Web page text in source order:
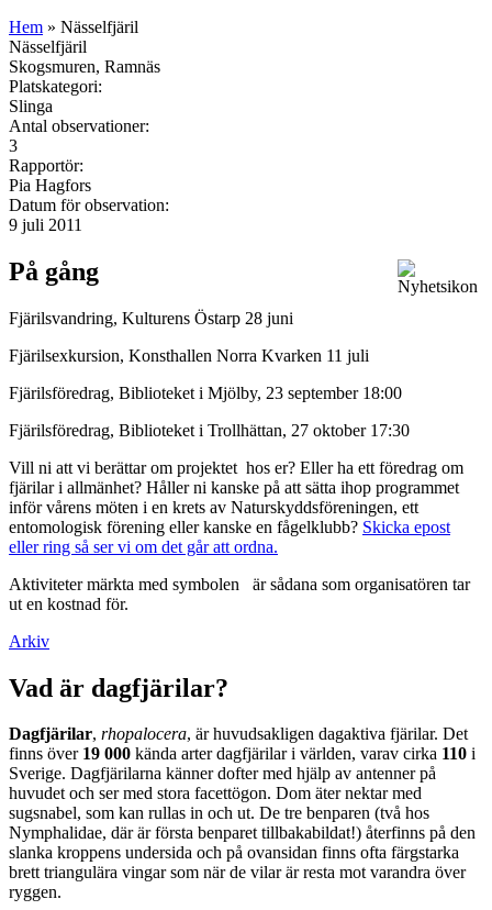
Hem » Nässelfjäril
Nässelfjäril
Skogsmuren, Ramnäs
Platskategori:
Slinga
Antal observationer:
3
Rapportör:
Pia Hagfors
Datum för observation:
9 juli 2011
På gång
Fjärilsvandring, Kulturens Östarp 28 juni
Fjärilsexkursion, Konsthallen Norra Kvarken 11 juli
Fjärilsföredrag, Biblioteket i Mjölby, 23 september 18:00
Fjärilsföredrag, Biblioteket i Trollhättan, 27 oktober 17:30
Vill ni att vi berättar om projektet hos er? Eller ha ett föredrag om
fjärilar i allmänhet? Håller ni kanske på att sätta ihop programmet
inför vårens möten i en krets av Naturskyddsföreningen, ett
entomologisk förening eller kanske en fågelklubb? Skicka epost
eller ring så ser vi om det går att ordna.
Aktiviteter märkta med symbolen
är sådana som organisatören tar
ut en kostnad för.
Arkiv
Vad är dagfjärilar?
Dagfjärilar, rhopalocera, är huvudsakligen dagaktiva fjärilar. Det
finns över 19 000 kända arter dagfjärilar i världen, varav cirka 110 i
Sverige. Dagfjärilarna känner dofter med hjälp av antenner på
huvudet och ser med stora facettögon. Dom äter nektar med
sugsnabel, som kan rullas in och ut. De tre benparen (två hos
Nymphalidae, där är första benparet tillbakabildat!) återfinns på den
slanka kroppens undersida och på ovansidan finns ofta färgstarka
brett triangulära vingar som när de vilar är resta mot varandra över
ryggen.